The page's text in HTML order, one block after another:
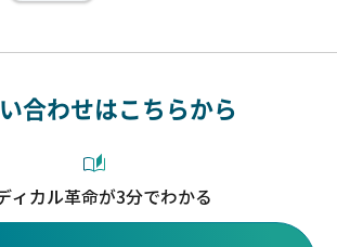
合わせはこちらから
ィカル革命が3分でわかる